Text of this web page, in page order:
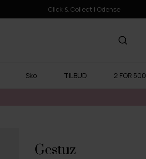
Click & Collect i Odense
Sko TILBUD 2 FOR 500
Gestuz